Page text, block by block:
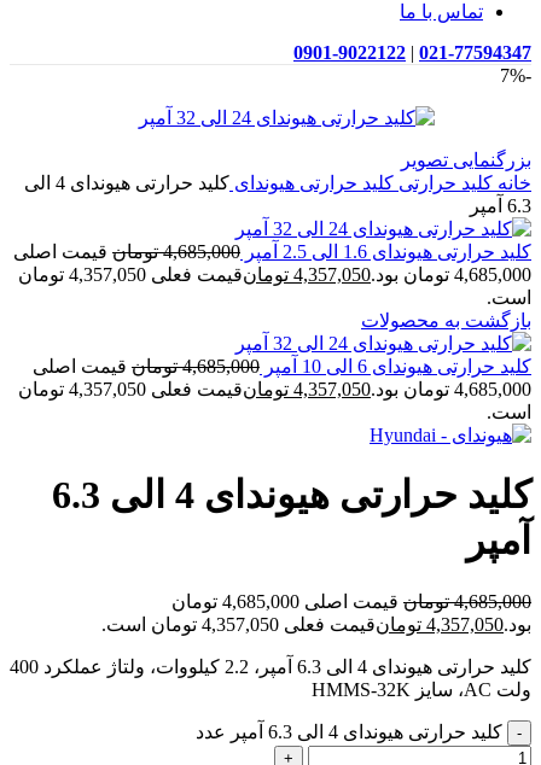
تماس با ما
021-77594347
|
0901-9022122
-7%
بزرگنمایی تصویر
خانه کلید حرارتی کلید حرارتی هیوندای
کلید حرارتی هیوندای 4 الی
6.3 آمپر
کلید حرارتی هیوندای 1.6 الی 2.5 آمپر 4,685,000 تومان قیمت اصلی
4,685,000 تومان بود.
4,357,050 تومان
قیمت فعلی 4,357,050 تومان
است.
بازگشت به محصولات
کلید حرارتی هیوندای 6 الی 10 آمپر 4,685,000 تومان قیمت اصلی
4,685,000 تومان بود.
4,357,050 تومان
قیمت فعلی 4,357,050 تومان
است.
کلید حرارتی هیوندای 4 الی 6.3
آمپر
4,685,000 تومان
قیمت اصلی 4,685,000 تومان
بود.4,357,050 تومانقیمت فعلی 4,357,050 تومان است.
کلید حرارتی هیوندای 4 الی 6.3 آمپر، 2.2 کیلووات، ولتاژ عملکرد 400
ولت AC، سایز HMMS-32K
کلید حرارتی هیوندای 4 الی 6.3 آمپر عدد